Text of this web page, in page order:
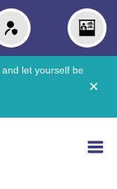
and let yourself be
✕